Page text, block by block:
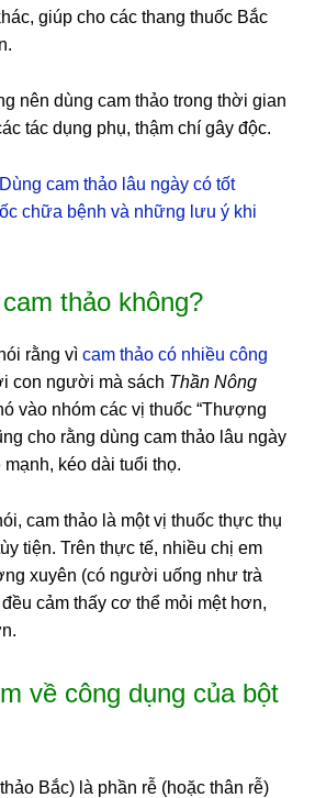
giúp cho các thang thuốc Bắc
nên dùng cam thảo trong thời gian
tác dụng phụ, thậm chí gây độc.
Dùng cam thảo lâu ngày có tốt
chữa bệnh và những lưu ý khi
thảo không?
rằng vìcam thảo có nhiều công
con người mà sách Thần Nông
vào nhóm các vị thuốc “Thượng
cho rằng dùng cam thảo lâu ngày
kéo dài tuổi thọ.
cam thảo là một vị thuốc thực thụ
tiện. Trên thực tế, nhiều chị em
xuyên (có người uống như trà
cảm thấy cơ thể mỏi mệt hơn,
về công dụng của bột
Bắc) là phần rễ (hoặc thân rễ)